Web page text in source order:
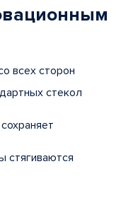
всех сторон
стекол
стягиваются